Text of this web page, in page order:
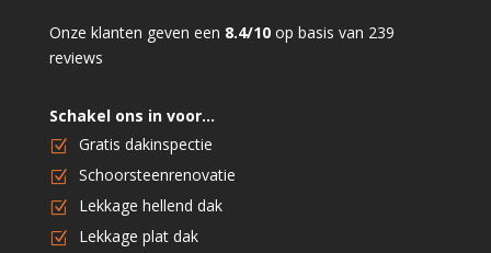
Onze klanten geven een 8.4/10 op basis van 239
reviews
Schakel ons in voor…
Gratis dakinspectie
Schoorsteenrenovatie
Lekkage hellend dak
Lekkage plat dak